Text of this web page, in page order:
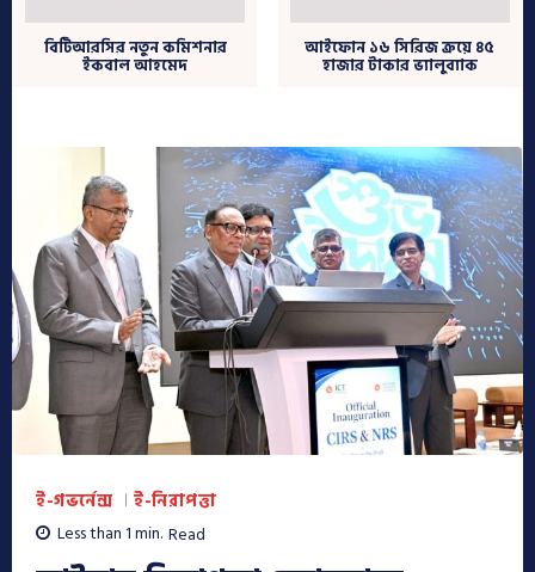
বিটিআরসির নতুন কমিশনার
ইকবাল আহমেদ
আইফোন ১৬ সিরিজ ক্রয়ে ৪৫
হাজার টাকার ভ্যালুব্যাক